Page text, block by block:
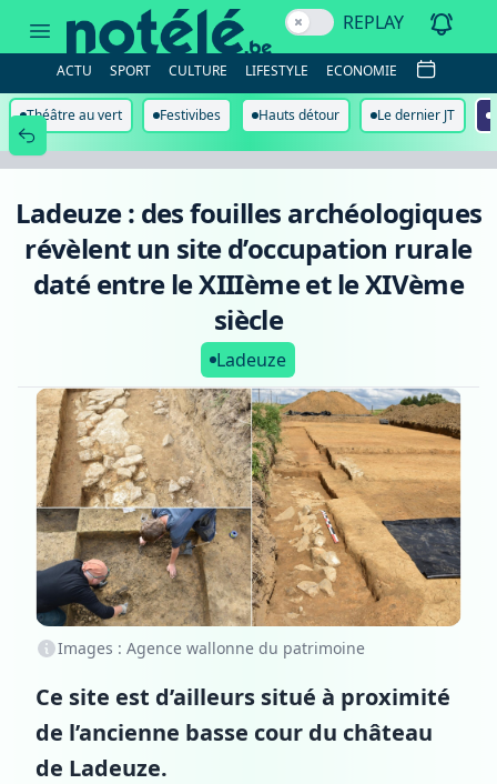
archéologiques
révèlent
un
site
d’occupation
rurale
entre
XIIIème
XIVème
REPLAY
ACTU SPORT CULTURE LIFESTYLE ECONOMIE
Théâtre au vert Festivibes Hauts détour Le dernier JT
Ladeuze : des fouilles archéologiques
révèlent un site d’occupation rurale
daté entre le XIIIème et le XIVème
siècle
Ladeuze
Images : Agence wallonne du patrimoine
Ce site est d’ailleurs situé à proximité
de l’ancienne basse cour du château
de Ladeuze.